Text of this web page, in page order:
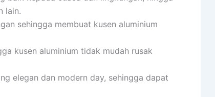
lain.
sehingga membuat kusen aluminium
kusen aluminium tidak mudah rusak
elegan dan modern day, sehingga dapat